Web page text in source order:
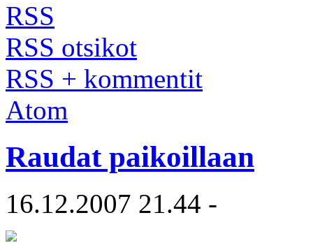
RSS
RSS otsikot
RSS + kommentit
Atom
Raudat paikoillaan
16.12.2007 21.44 -